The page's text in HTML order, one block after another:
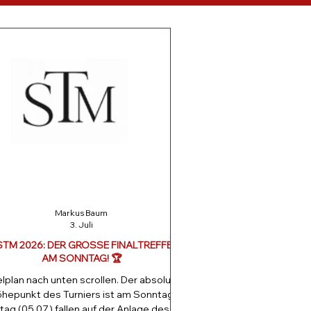
2026: DER GROSSE FINALTREFFEN
AM SONNTAG! 🏆
nach unten scrollen. Der absolute
des Turniers ist am Sonntag
Markus Baum
3. Juli